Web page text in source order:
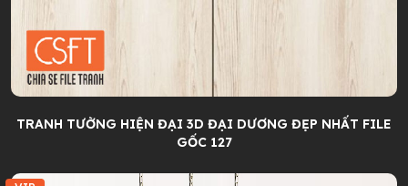
TRANH TƯỜNG HIỆN ĐẠI 3D ĐẠI DƯƠNG ĐẸP NHẤT FILE
GỐC 127